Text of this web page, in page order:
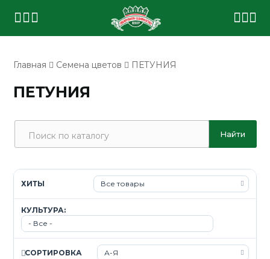
Главная Семена цветов ПЕТУНИЯ
ПЕТУНИЯ
ХИТЫ
КУЛЬТУРА:
СОРТИРОВКА